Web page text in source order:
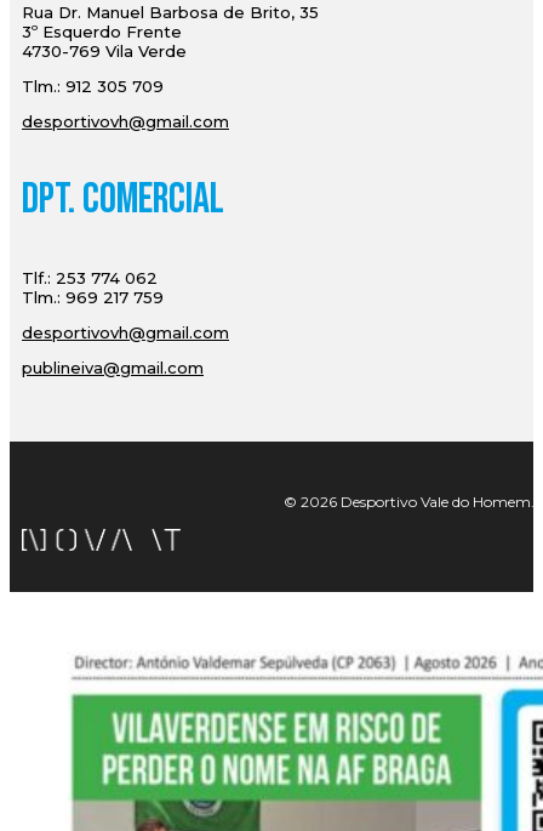
Rua Dr. Manuel Barbosa de Brito, 35
3º Esquerdo Frente
4730-769 Vila Verde
Tlm.: 912 305 709
desportivovh@gmail.com
Dpt. Comercial
Tlf.: 253 774 062
Tlm.: 969 217 759
desportivovh@gmail.com
publineiva@gmail.com
© 2026 Desportivo Vale do Homem.